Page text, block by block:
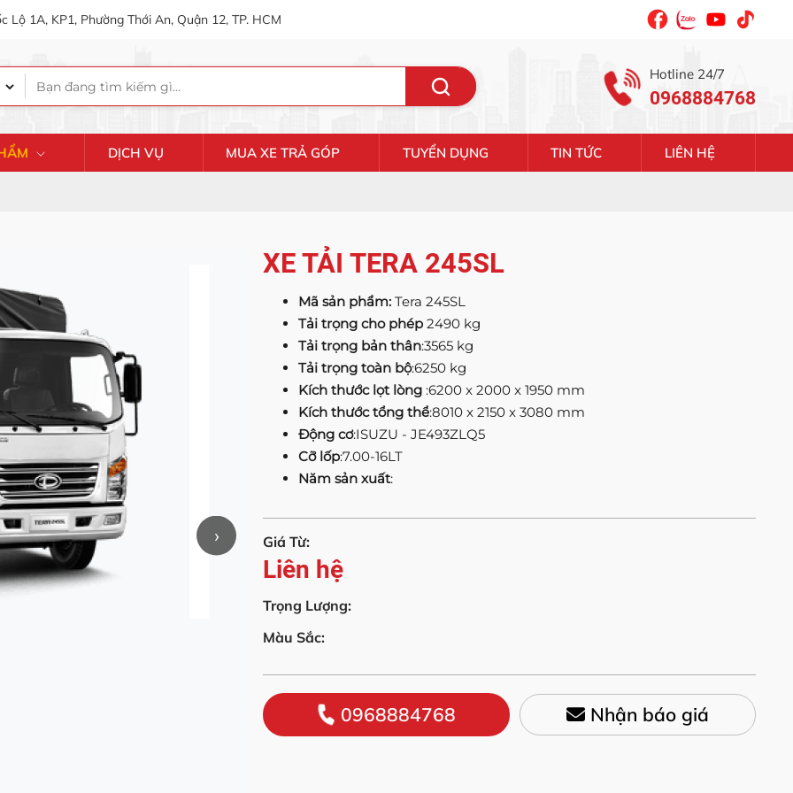
Lộ 1A, KP1, Phường Thới An, Quận 12, TP. HCM
Hotline 24/7
0968884768
DỊCH VỤ MUA XE TRẢ GÓP TUYỂN DỤNG TIN TỨC LIÊN HỆ
›
XE TẢI TERA 245SL
Mã sản phẩm: Tera 245SL
Tải trọng cho phép 2490 kg
Tải trọng bản thân:3565 kg
Tải trọng toàn bộ:6250 kg
Kích thước lọt lòng :6200 x 2000 x 1950 mm
Kích thước tổng thể:8010 x 2150 x 3080 mm
Động cơ:ISUZU - JE493ZLQ5
Cỡ lốp:7.00-16LT
Năm sản xuất:
Giá Từ:
Liên hệ
Trọng Lượng:
Màu Sắc:
0968884768 Nhận báo giá